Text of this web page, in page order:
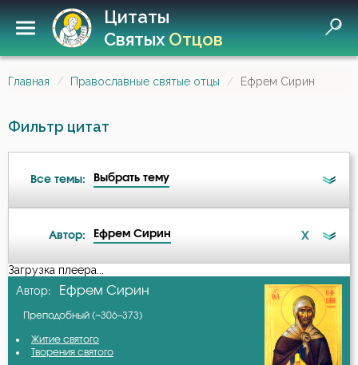
Цитаты
СвятыхОтцов
Главная Православные святые отцы Ефрем Сирин
Фильтр цитат
Все темы: Выбрать тему
Ад
Ангел
Антихрист
Автор: Ефрем Сирин X
А-я
Авва Дорофей
Авва Исайя (Скитский)
Загрузка плеера...
Автор: Ефрем Сирин
Преподобный (~306–373)
Житие святого
Творения святого